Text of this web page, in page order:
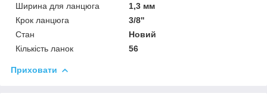
Ширина для ланцюга
1,3 мм
Крок ланцюга
3/8''
Стан
Новий
Кількість ланок
56
Приховати